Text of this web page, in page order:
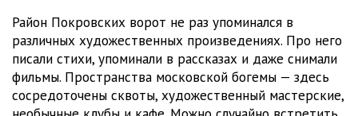
Район Покровских ворот не раз упоминался в
различных художественных произведениях. Про него
писали стихи, упоминали в рассказах и даже снимали
фильмы. Пространства московской богемы — здесь
сосредоточены сквоты, художественный мастерские,